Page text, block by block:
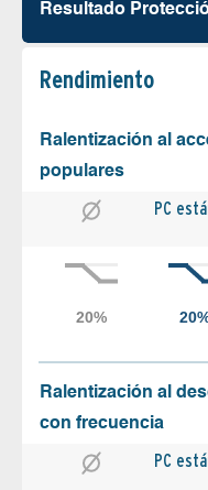
Resultado
Rendimiento
Ralentización al
populares
PC
Ralentización al
con frecuencia
PC